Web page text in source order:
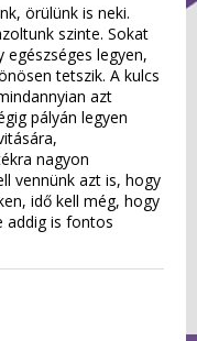
örülünk is neki.
szinte. Sokat
legyen,
tetszik. A kulcs
azt
pályán legyen
nagyon
vennünk azt is, hogy
idő kell még, hogy
addig is fontos